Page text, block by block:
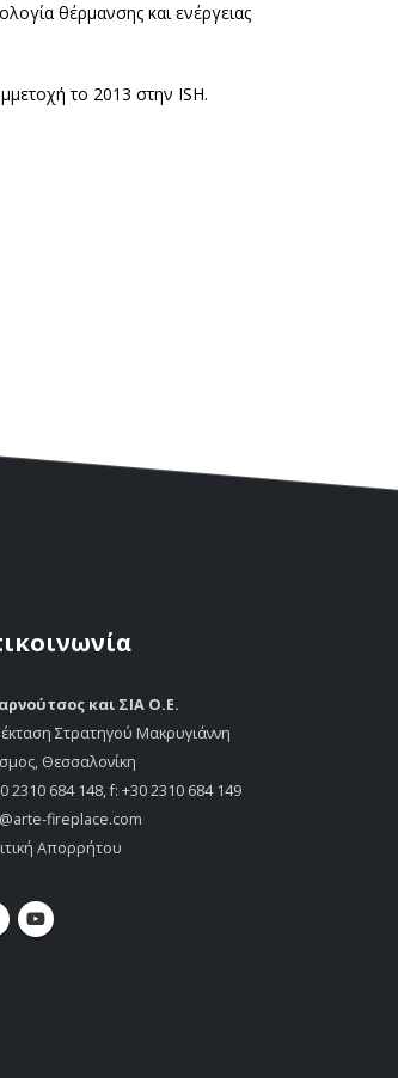
θέρμανσης και ενέργειας
το 2013 στην ISH.
και ΣΙΑ Ο.Ε.
Στρατηγού Μακρυγιάννη
Θεσσαλονίκη
2310 684 148, f: +30 2310 684 149
fireplace.com
Απορρήτου